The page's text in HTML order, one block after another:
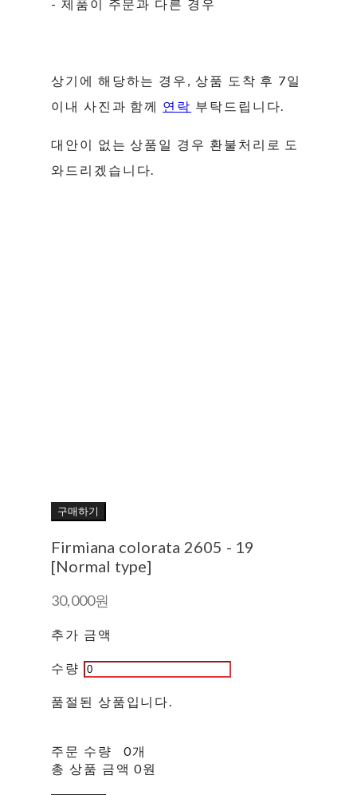
- 제품이 주문과 다른 경우
상기에 해당하는 경우, 상품 도착 후 7일
이내 사진과 함께 연락 부탁드립니다.
대안이 없는 상품일 경우 환불처리로 도
와드리겠습니다.
구매하기
Firmiana colorata 2605 - 19
[Normal type]
30,000원
추가 금액
수량
품절된 상품입니다.
주문 수량
0개
총 상품 금액 0원